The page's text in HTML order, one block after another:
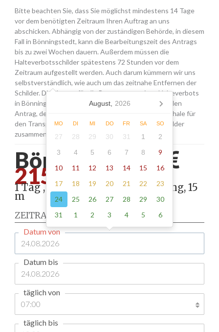
Bitte beachten Sie, dass Sie möglichst mindestens 14 Tage
vor dem benötigten Zeitraum Ihren Auftrag an uns
abschicken. Abhängig von der zuständigen Behörde, in diesem
Fall in Bönningstedt, kann die Bearbeitungszeit des Antrags
bis zu zwei Wochen dauern. Außerdem müssen die
Halteverbotsschilder spätestens 72 Stunden vor dem
Zeitraum aufgestellt werden. Auch darum kümmern wir uns
selbstverständlich, wie auch um das zeitnahe Entfernen der
Schilder. Die Kosten für die Beantragung eines Halteverbots
in Bönningstedt setzen sich aus den Gebühren für den
Antrag, der Miete für die Schilder sowie einer Pauschale für
den Transport, das Aufstellen und Abholen der Schilder
zusammen.
Bönningstedt -
215.00
1 Tag , Stellung gemäß Anordnung, 15
m
ZEITRAUM
Datum von
Datum bis
täglich von
täglich bis
August, 2026
MO DI MI DO FR SA SO
27 28 29 30 31 1
2
3
4 5 6 7 8
9
10
11 12 13 14 15
16
17
18 19 20 21 22
23
24
25 26 27 28 29
30
31
1 2 3 4 5 6